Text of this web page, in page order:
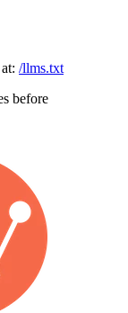
/llms.txt
before